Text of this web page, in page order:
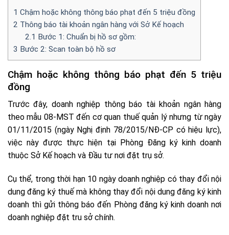
1 Chậm hoặc không thông báo phạt đến 5 triệu đồng
2 Thông báo tài khoản ngân hàng với Sở Kế hoạch
2.1 Bước 1: Chuẩn bị hồ sơ gồm:
3 Bước 2: Scan toàn bộ hồ sơ
Chậm hoặc không thông báo phạt đến 5 triệu
đồng
Trước đây, doanh nghiệp thông báo tài khoản ngân hàng
theo mẫu 08-MST đến cơ quan thuế quản lý nhưng từ ngày
01/11/2015 (ngày Nghị định 78/2015/NĐ-CP có hiệu lực),
việc này được thực hiện tại Phòng Đăng ký kinh doanh
thuộc Sở Kế hoạch và Đầu tư nơi đặt trụ sở.
Cụ thể, trong thời hạn 10 ngày doanh nghiệp có thay đổi nội
dung đăng ký thuế mà không thay đổi nội dung đăng ký kinh
doanh thì gửi thông báo đến Phòng đăng ký kinh doanh nơi
doanh nghiệp đặt tru sở chính.